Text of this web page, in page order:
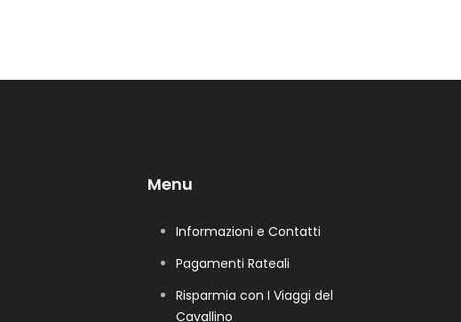
Menu
Informazioni e Contatti
Pagamenti Rateali
Risparmia con I Viaggi del
Cavallino